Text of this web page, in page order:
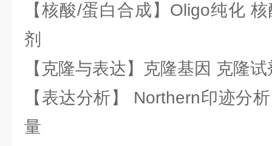
【核酸/蛋白合成】Oligo纯化
剂
【克隆与表达】克隆基因 克隆
【表达分析】 Northern印迹分
量